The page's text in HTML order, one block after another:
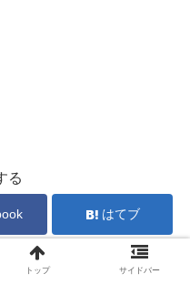
る
はてブ
コピー
トップ サイドバー